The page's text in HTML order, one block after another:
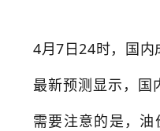
4月7日24时，国内
最新预测显示，国
需要注意的是，